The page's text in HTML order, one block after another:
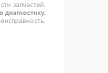
запчастей.
диагностику.